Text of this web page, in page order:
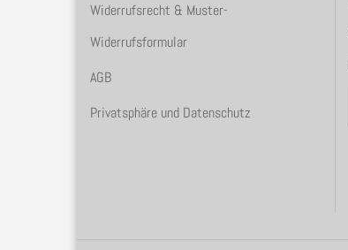
Widerrufsrecht & Muster-
Widerrufsformular
AGB
Privatsphäre und Datenschutz